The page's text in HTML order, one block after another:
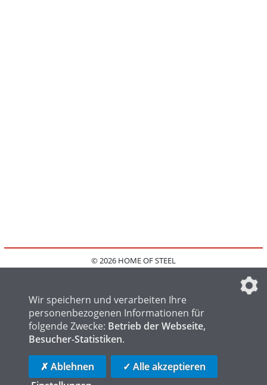
© 2026 HOME OF STEEL
IMPRESSUM
FAQ
DATENSCHUTZEINSTELLUNGEN
HOME OF LOGISTICS
Wir speichern und verarbeiten Ihre
personenbezogenen Informationen für
folgende Zwecke: Betrieb der Webseite,
Besucher-Statistiken.
✗ Ablehnen
✓ Alle akzeptieren